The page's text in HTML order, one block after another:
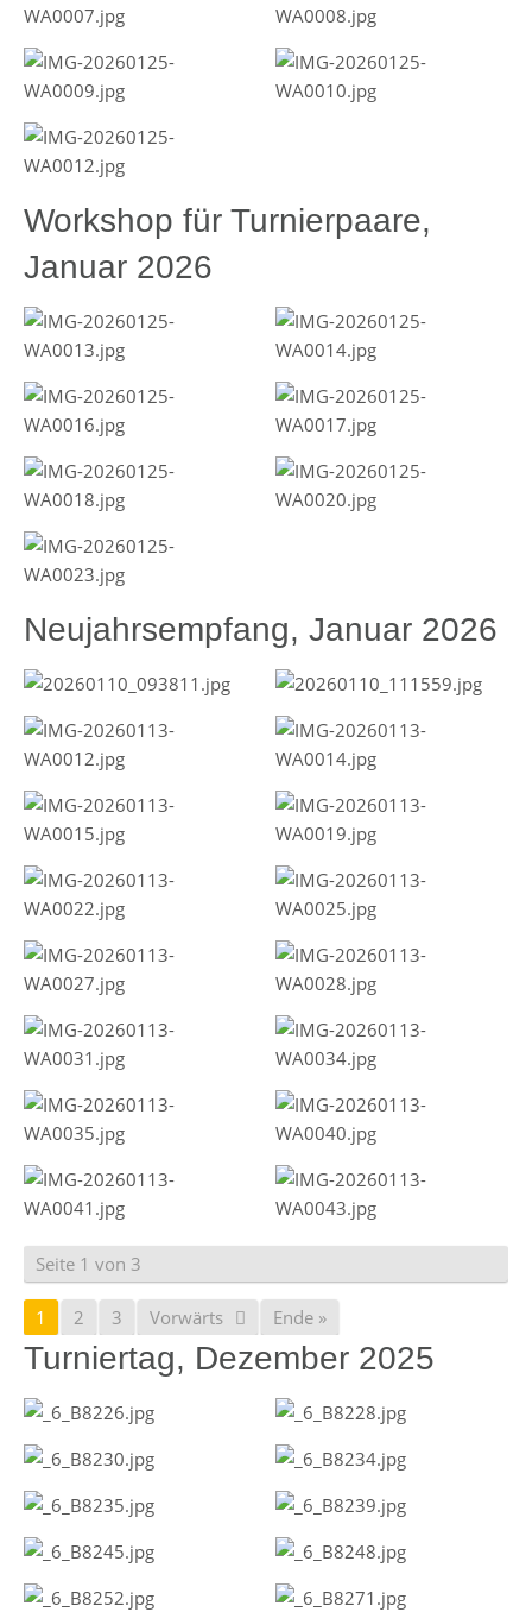
Workshop für Turnierpaare,
Januar 2026
Neujahrsempfang, Januar 2026
Seite 1 von 3
1 2 3 Vorwärts Ende »
Turniertag, Dezember 2025